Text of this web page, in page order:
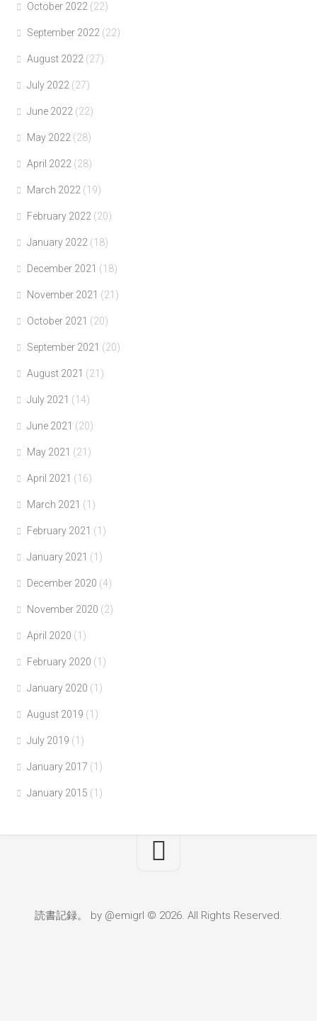
October 2022 (22)
September 2022 (22)
August 2022 (27)
July 2022 (27)
June 2022 (22)
May 2022 (28)
April 2022 (28)
March 2022 (19)
February 2022 (20)
January 2022 (18)
December 2021 (18)
November 2021 (21)
October 2021 (20)
September 2021 (20)
August 2021 (21)
July 2021 (14)
June 2021 (20)
May 2021 (21)
April 2021 (16)
March 2021 (1)
February 2021 (1)
January 2021 (1)
December 2020 (4)
November 2020 (2)
April 2020 (1)
February 2020 (1)
January 2020 (1)
August 2019 (1)
July 2019 (1)
January 2017 (1)
January 2015 (1)
読書記録。 by @emigrl © 2026. All Rights Reserved.